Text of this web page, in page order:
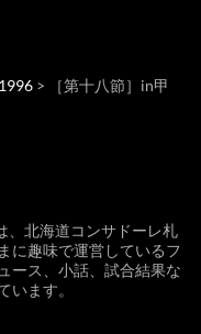
> ［第十八節］in甲
、北海道コンサドーレ札
に趣味で運営しているフ
ース、小話、試合結果な
います。